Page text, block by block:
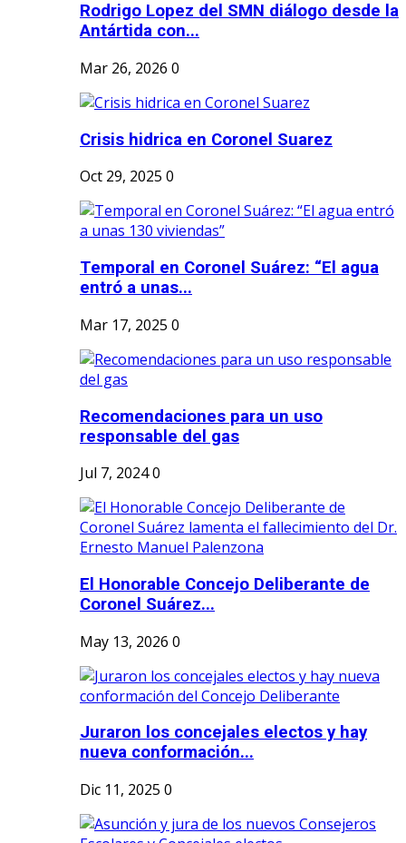
Rodrigo Lopez del SMN diálogo desde la
Antártida con...
Mar 26, 2026 0
Crisis hidrica en Coronel Suarez
Oct 29, 2025 0
Temporal en Coronel Suárez: “El agua
entró a unas...
Mar 17, 2025 0
Recomendaciones para un uso
responsable del gas
Jul 7, 20240
El Honorable Concejo Deliberante de
Coronel Suárez...
May 13, 2026 0
Juraron los concejales electos y hay
nueva conformación...
Dic 11, 2025 0